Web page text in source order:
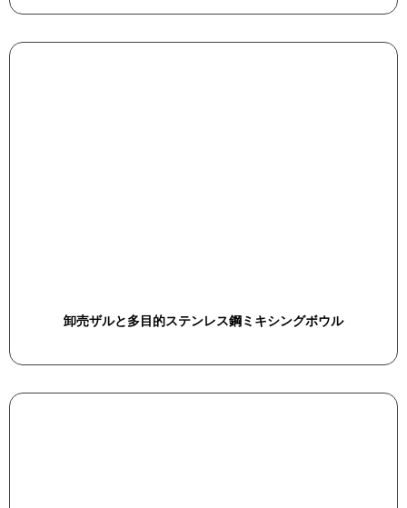
卸売ザルと多目的ステンレス鋼ミキシングボウル